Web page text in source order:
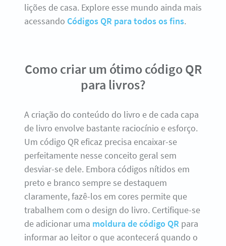
lições de casa. Explore esse mundo ainda mais
acessando Códigos QR para todos os fins.
Como criar um ótimo código QR
para livros?
A criação do conteúdo do livro e de cada capa
de livro envolve bastante raciocínio e esforço.
Um código QR eficaz precisa encaixar-se
perfeitamente nesse conceito geral sem
desviar-se dele. Embora códigos nítidos em
preto e branco sempre se destaquem
claramente, fazê-los em cores permite que
trabalhem com o design do livro. Certifique-se
de adicionar uma moldura de código QR para
informar ao leitor o que acontecerá quando o